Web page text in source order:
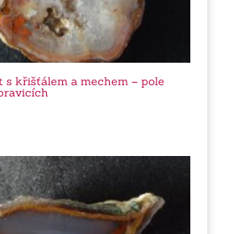
s křišťálem a mechem – pole